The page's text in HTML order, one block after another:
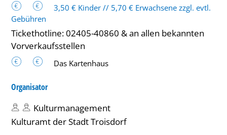
3,50 € Kinder // 5,70 € Erwachsene zzgl. evtl.
Gebühren
Tickethotline: 02405-40860 & an allen bekannten
Vorverkaufsstellen
Das Kartenhaus
Organisator
Kulturmanagement
Kulturamt der Stadt Troisdorf